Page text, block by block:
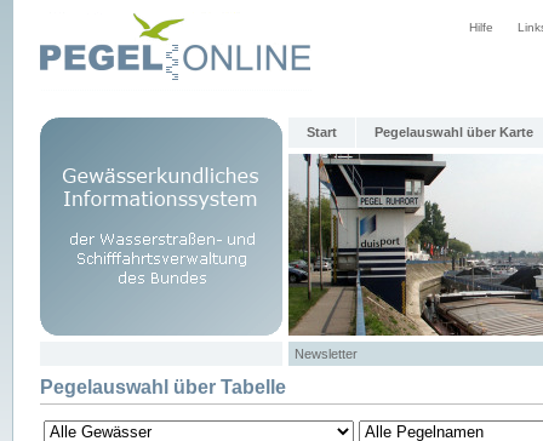
Hilfe
Start Pegelauswahl über Karte
Newsletter
Pegelauswahl über Tabelle